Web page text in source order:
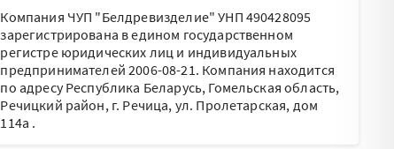
Компания ЧУП "Белдревизделие" УНП 490428095
зарегистрирована в едином государственном
регистре юридических лиц и индивидуальных
предпринимателей 2006-08-21. Компания находится
по адресуРеспублика Беларусь, Гомельская область,
Речицкий район, г. Речица, ул. Пролетарская, дом
114а .